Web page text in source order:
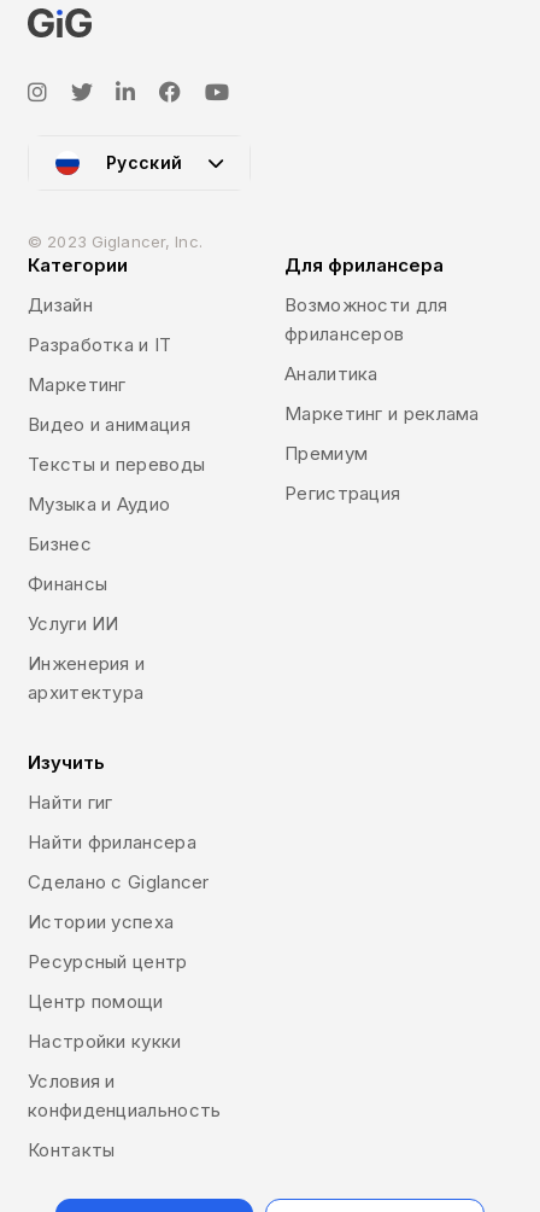
Русский
© 2023 Giglancer, Inc.
Категории
Дизайн
Разработка и IT
Маркетинг
Видео и анимация
Тексты и переводы
Музыка и Аудио
Бизнес
Финансы
Услуги ИИ
Инженерия и
архитектура
Для фрилансера
Возможности для
фрилансеров
Аналитика
Маркетинг и реклама
Премиум
Регистрация
Изучить
Найти гиг
Найти фрилансера
Сделано с Giglancer
Истории успеха
Ресурсный центр
Центр помощи
Настройки кукки
Условия и
конфиденциальность
Контакты